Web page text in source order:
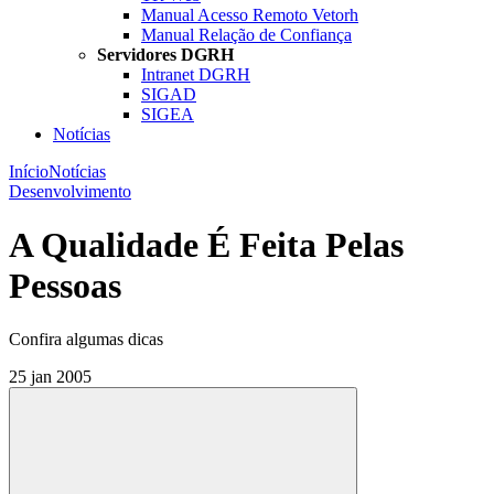
Manual Acesso Remoto Vetorh
Manual Relação de Confiança
Servidores DGRH
Intranet DGRH
SIGAD
SIGEA
Notícias
InícioNotícias
Desenvolvimento
A Qualidade É Feita Pelas
Pessoas
Confira algumas dicas
25 jan 2005